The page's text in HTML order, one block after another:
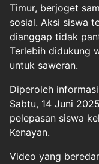
Timur, berjoget
sosial. Aksi siswa
dianggap tidak
Terlebih didukung
untuk saweran.
Diperoleh
Sabtu, 14 Juni
pelepasan siswa
Kenayan.
Video yang